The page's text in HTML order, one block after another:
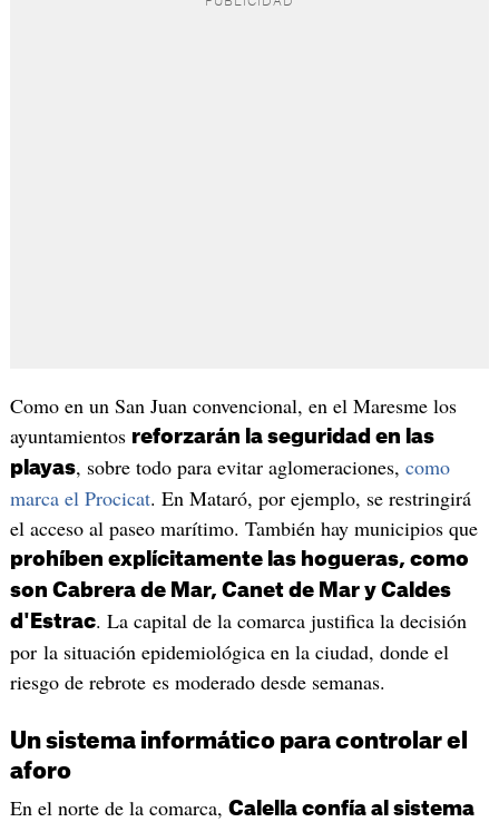
Como en un San Juan convencional, en el Maresme los
ayuntamientos reforzarán la seguridad en las
playas, sobre todo para evitar aglomeraciones, como
marca el Procicat. En Mataró, por ejemplo, se restringirá
el acceso al paseo marítimo. También hay municipios que
prohíben explícitamente las hogueras, como
son Cabrera de Mar, Canet de Mar y Caldes
d'Estrac. La capital de la comarca justifica la decisión
por la situación epidemiológica en la ciudad, donde el
riesgo de rebrote es moderado desde semanas.
Un sistema informático para controlar el
aforo
En el norte de la comarca, Calella confía al sistema